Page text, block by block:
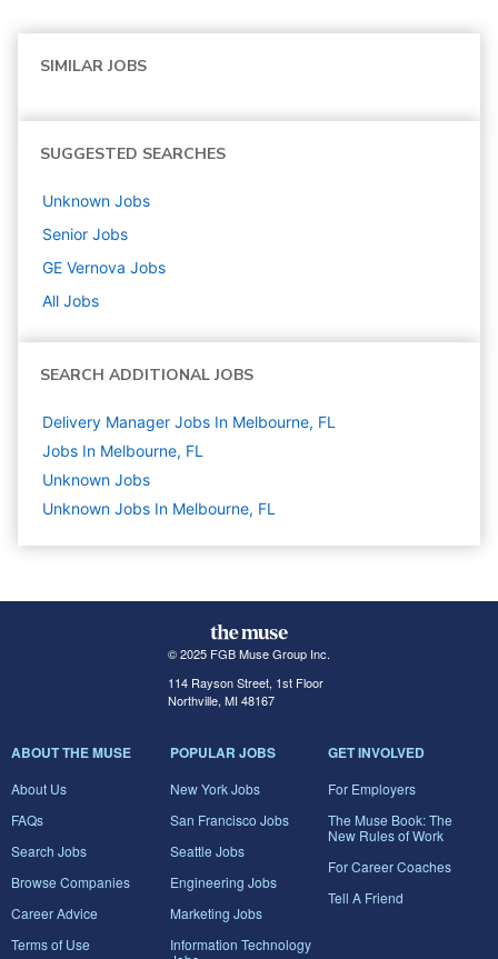
SIMILAR JOBS
SUGGESTED SEARCHES
Unknown Jobs
Senior Jobs
GE Vernova Jobs
All Jobs
SEARCH ADDITIONAL JOBS
Delivery Manager Jobs In Melbourne, FL
Jobs In Melbourne, FL
Unknown Jobs
Unknown Jobs In Melbourne, FL
© 2025 FGB Muse Group Inc.
114 Rayson Street, 1st Floor
Northville, MI 48167
ABOUT THE MUSE
About Us
FAQs
Search Jobs
Browse Companies
Career Advice
Terms of Use
POPULAR JOBS
New York Jobs
San Francisco Jobs
Seattle Jobs
Engineering Jobs
Marketing Jobs
Information Technology
GET INVOLVED
For Employers
The Muse Book: The
New Rules of Work
For Career Coaches
Tell A Friend